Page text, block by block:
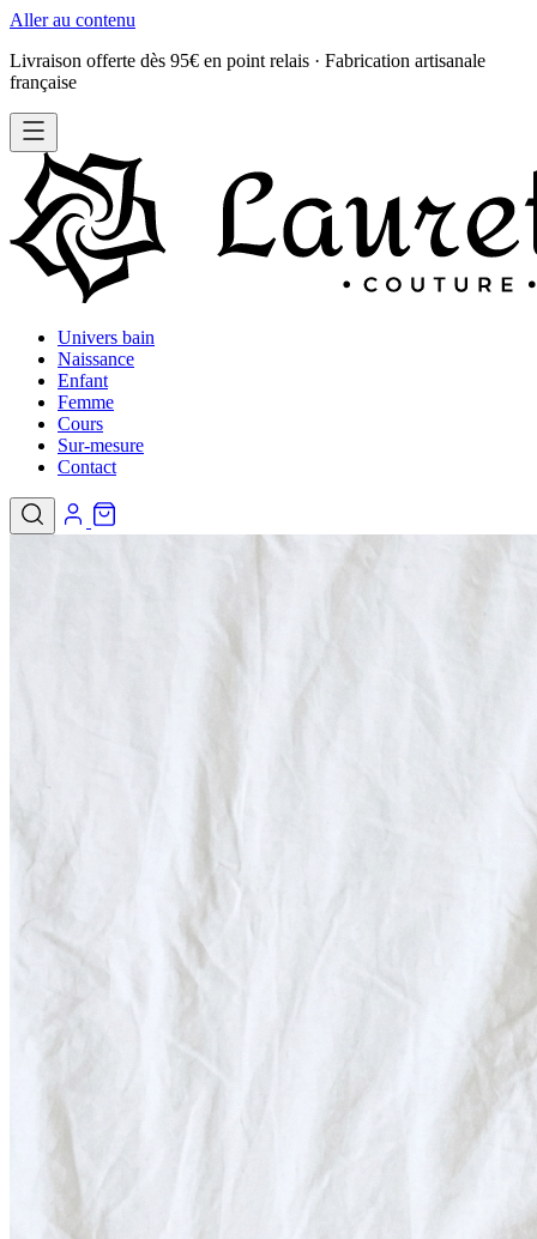
Aller au contenu
Livraison offerte dès 95€ en point relais · Fabrication artisanale
française
Univers bain
Naissance
Enfant
Femme
Cours
Sur-mesure
Contact